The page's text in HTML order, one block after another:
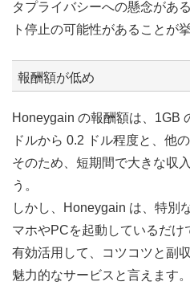
タプライバシーへの懸念があ
ト停止の可能性があることが
報酬額が低め
Honeygain の報酬額は、1GB
ドルから 0.2 ドル程度と、他
そのため、短期間で大きな収
う。
しかし、Honeygain は、特別
マホやPCを起動しているだけ
有効活用して、コツコツと副
魅力的なサービスと言えます。